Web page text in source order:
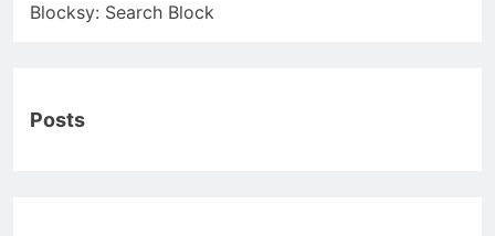
Blocksy: Search Block
Posts